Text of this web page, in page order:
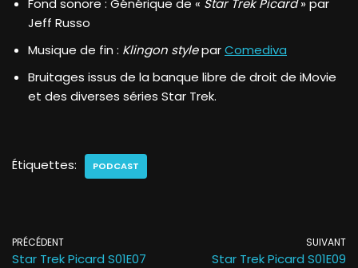
Fond sonore : Générique de « Star Trek Picard» par
Jeff Russo
Musique de fin : Klingon styleparComediva
Bruitages issus de la banque libre de droit de iMovie
et des diverses séries Star Trek.
Étiquettes: PODCAST
PRÉCÉDENT
Star Trek Picard S01E07
SUIVANT
Star Trek Picard S01E09